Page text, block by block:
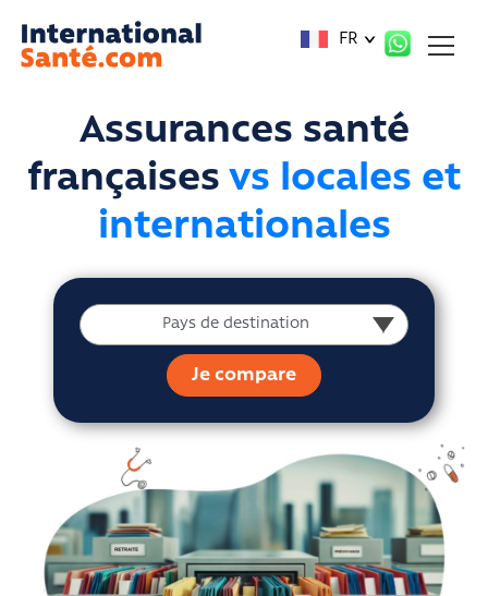
FR
Assurances santé
françaises vs locales et
internationales
Pays de destination
Pays de destination
Je compare